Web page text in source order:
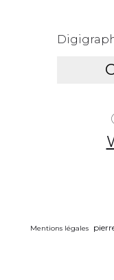
Mentions légales